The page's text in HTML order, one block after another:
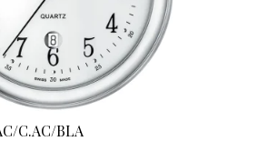
C.AC/BLA